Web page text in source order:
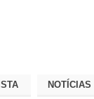
NOTÍCIAS